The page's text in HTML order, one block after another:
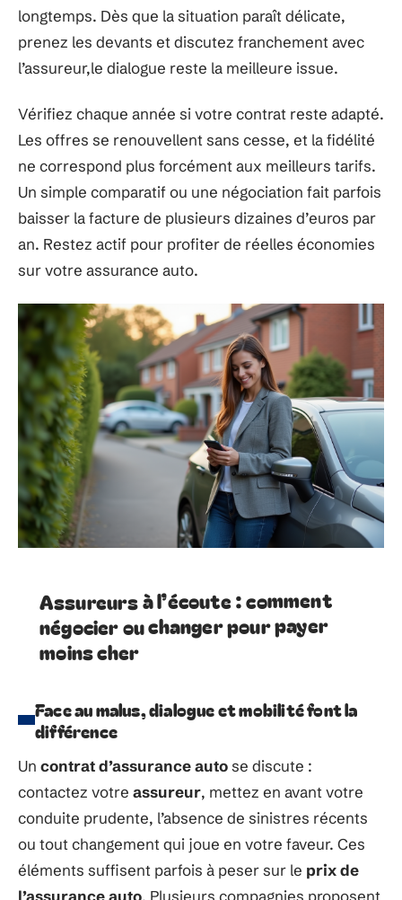
longtemps. Dès que la situation paraît délicate,
prenez les devants et discutez franchement avec
l’assureur,le dialogue reste la meilleure issue.
Vérifiez chaque année si votre contrat reste adapté.
Les offres se renouvellent sans cesse, et la fidélité
ne correspond plus forcément aux meilleurs tarifs.
Un simple comparatif ou une négociation fait parfois
baisser la facture de plusieurs dizaines d’euros par
an. Restez actif pour profiter de réelles économies
sur votre assurance auto.
Assureurs à l’écoute : comment
négocier ou changer pour payer
moins cher
Face au malus, dialogue et mobilité font la
différence
Un contrat d’assurance autose discute :
contactez votre assureur, mettez en avant votre
conduite prudente, l’absence de sinistres récents
ou tout changement qui joue en votre faveur. Ces
éléments suffisent parfois à peser sur le prix de
l’assurance auto. Plusieurs compagnies proposent